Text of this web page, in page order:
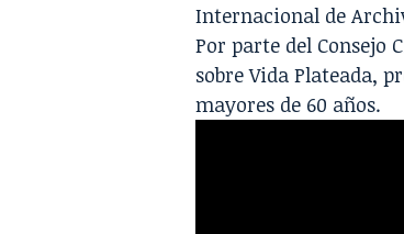
Internacional de
Por parte del Consejo
sobreVida Plateada,
mayores de 60 años.